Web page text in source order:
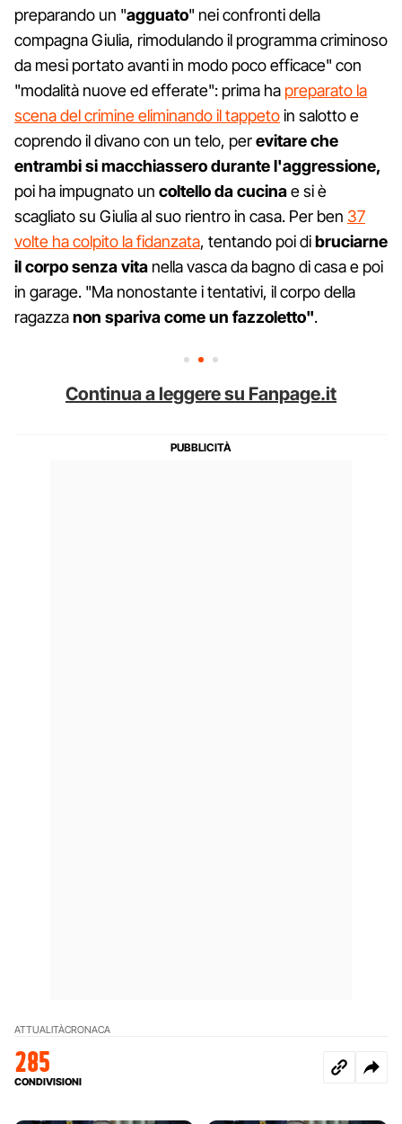
preparando un "agguato" nei confronti della
compagna Giulia, rimodulando il programma criminoso
da mesi portato avanti in modo poco efficace" con
"modalità nuove ed efferate": prima ha preparato la
scena del crimine eliminando il tappetoin salotto e
coprendo il divano con un telo, perevitare che
entrambi si macchiassero durante l'aggressione,
poi ha impugnato un coltello da cucinae si è
scagliato su Giulia al suo rientro in casa. Per ben 37
volte ha colpito la fidanzata, tentando poi dibruciarne
il corpo senza vita nella vasca da bagno di casa e poi
in garage. "Ma nonostante i tentativi, il corpo della
ragazzanon spariva come un fazzoletto".
Continua a leggere su Fanpage.it
ATTUALITÀCRONACA
285
CONDIVISIONI